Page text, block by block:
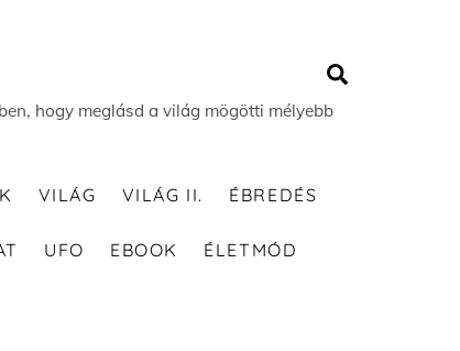
hogy meglásd a világ mögötti mélyebb
VILÁG VILÁG II. ÉBREDÉS
UFO EBOOK ÉLETMÓD